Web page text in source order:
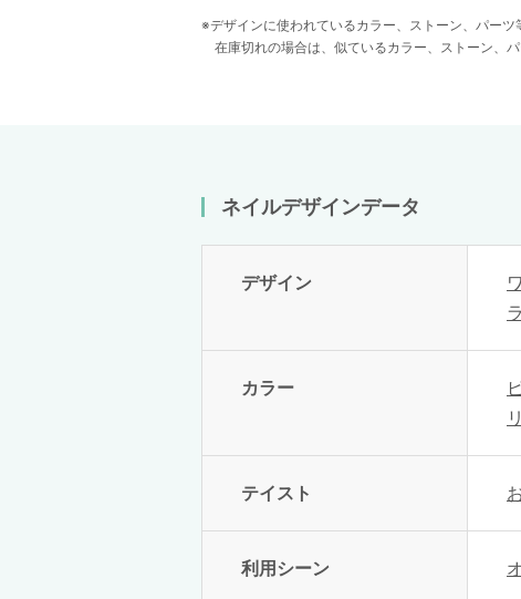
デザインに使われているカラー、ストーン、パー
在庫切れの場合は、似ているカラー、ストーン、
ネイルデザインデータ
デザイン
カラー
テイスト
利用シーン